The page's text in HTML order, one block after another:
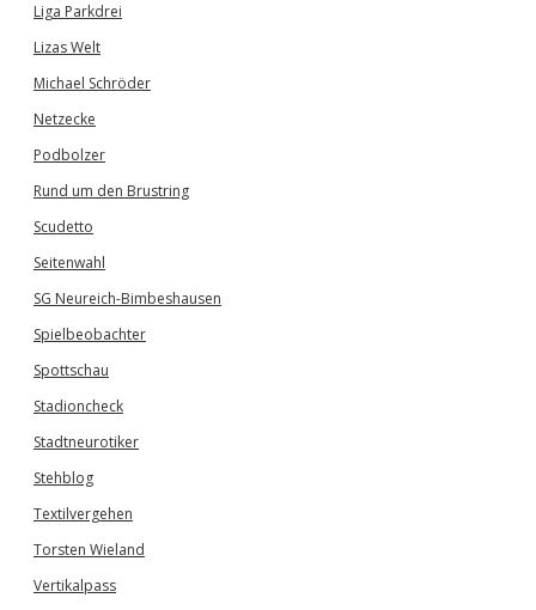
Liga Parkdrei
Lizas Welt
Michael Schröder
Netzecke
Podbolzer
Rund um den Brustring
Scudetto
Seitenwahl
SG Neureich-Bimbeshausen
Spielbeobachter
Spottschau
Stadioncheck
Stadtneurotiker
Stehblog
Textilvergehen
Torsten Wieland
Vertikalpass